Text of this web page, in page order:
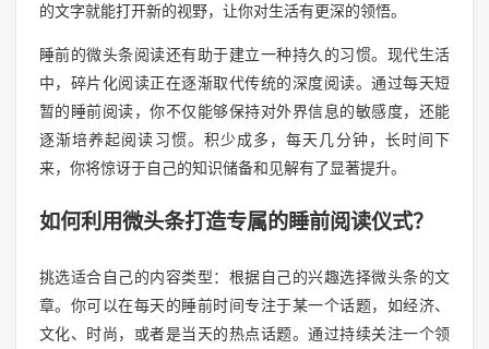
的文字就能打开新的视野，让你对生活有更深的领悟。
睡前的微头条阅读还有助于建立一种持久的习惯。现代生活
中，碎片化阅读正在逐渐取代传统的深度阅读。通过每天短
暂的睡前阅读，你不仅能够保持对外界信息的敏感度，还能
逐渐培养起阅读习惯。积少成多，每天几分钟，长时间下
来，你将惊讶于自己的知识储备和见解有了显著提升。
如何利用微头条打造专属的睡前阅读仪式？
挑选适合自己的内容类型：根据自己的兴趣选择微头条的文
章。你可以在每天的睡前时间专注于某一个话题，如经济、
文化、时尚，或者是当天的热点话题。通过持续关注一个领